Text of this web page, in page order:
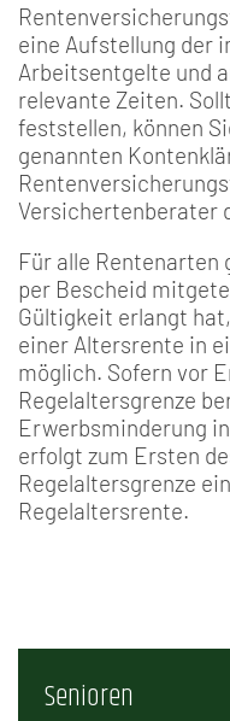
eine Aufstellung der
Arbeitsentgelte und
relevante Zeiten.
feststellen, können
genannten
Versichertenberater
Für alle Rentenarten
per Bescheid
Gültigkeit erlangt
einer Altersrente in
möglich. Sofern vor
Regelaltersgrenze
Erwerbsminderung
erfolgt zum Ersten
Regelaltersgrenze
Regelaltersrente.
Senioren